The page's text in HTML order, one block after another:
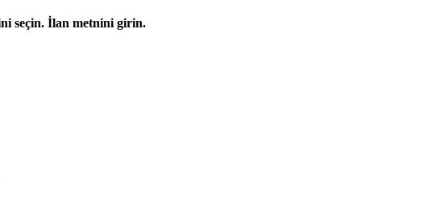
seçin. İlan metnini girin.